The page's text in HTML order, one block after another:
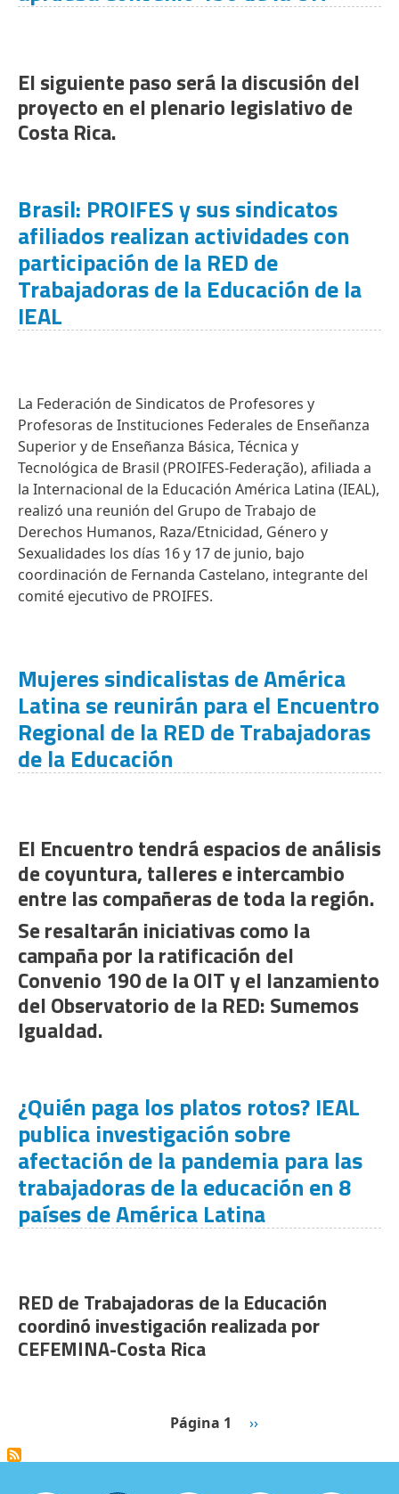
El siguiente paso será la discusión del
proyecto en el plenario legislativo de
Costa Rica.
Brasil: PROIFES y sus sindicatos
afiliados realizan actividades con
participación de la RED de
Trabajadoras de la Educación de la
IEAL
La Federación de Sindicatos de Profesores y
Profesoras de Instituciones Federales de Enseñanza
Superior y de Enseñanza Básica, Técnica y
Tecnológica de Brasil (PROIFES-Federação), afiliada a
la Internacional de la Educación América Latina (IEAL),
realizó una reunión del Grupo de Trabajo de
Derechos Humanos, Raza/Etnicidad, Género y
Sexualidades los días 16 y 17 de junio, bajo
coordinación de Fernanda Castelano, integrante del
comité ejecutivo de PROIFES.
Mujeres sindicalistas de América
Latina se reunirán para el Encuentro
Regional de la RED de Trabajadoras
de la Educación
El Encuentro tendrá espacios de análisis
de coyuntura, talleres e intercambio
entre las compañeras de toda la región.
Se resaltarán iniciativas como la
campaña por la ratificación del
Convenio 190 de la OIT y el lanzamiento
del Observatorio de la RED: Sumemos
Igualdad.
¿Quién paga los platos rotos? IEAL
publica investigación sobre
afectación de la pandemia para las
trabajadoras de la educación en 8
países de América Latina
RED de Trabajadoras de la Educación
coordinó investigación realizada por
CEFEMINA-Costa Rica
Página 1 Siguiente página
››